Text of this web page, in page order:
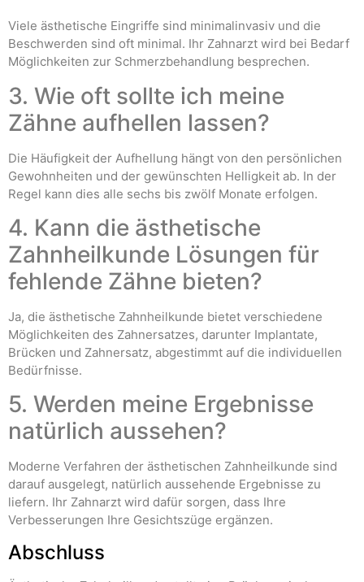
Viele ästhetische Eingriffe sind minimalinvasiv und die
Beschwerden sind oft minimal. Ihr Zahnarzt wird bei Bedarf
Möglichkeiten zur Schmerzbehandlung besprechen.
3. Wie oft sollte ich meine
Zähne aufhellen lassen?
Die Häufigkeit der Aufhellung hängt von den persönlichen
Gewohnheiten und der gewünschten Helligkeit ab. In der
Regel kann dies alle sechs bis zwölf Monate erfolgen.
4. Kann die ästhetische
Zahnheilkunde Lösungen für
fehlende Zähne bieten?
Ja, die ästhetische Zahnheilkunde bietet verschiedene
Möglichkeiten des Zahnersatzes, darunter Implantate,
Brücken und Zahnersatz, abgestimmt auf die individuellen
Bedürfnisse.
5. Werden meine Ergebnisse
natürlich aussehen?
Moderne Verfahren der ästhetischen Zahnheilkunde sind
darauf ausgelegt, natürlich aussehende Ergebnisse zu
liefern. Ihr Zahnarzt wird dafür sorgen, dass Ihre
Verbesserungen Ihre Gesichtszüge ergänzen.
Abschluss